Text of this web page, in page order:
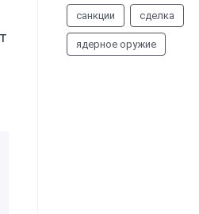
санкции сделка
ядерное оружие